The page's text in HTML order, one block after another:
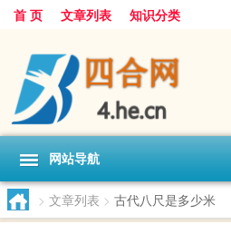
首 页 文章列表 知识分类
网站导航
> 文章列表 > 古代八尺是多少米